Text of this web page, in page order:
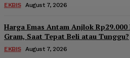
EKBIS August 7, 2026
Harga Emas Antam Anjlok
Gram, Saat Tepat Beli atau Tunggu?
EKBIS August 7, 2026